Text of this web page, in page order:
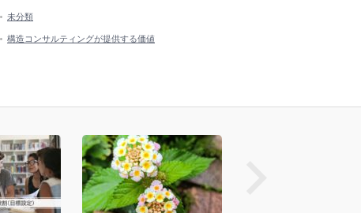
未分類
構造コンサルティングが提供する価値